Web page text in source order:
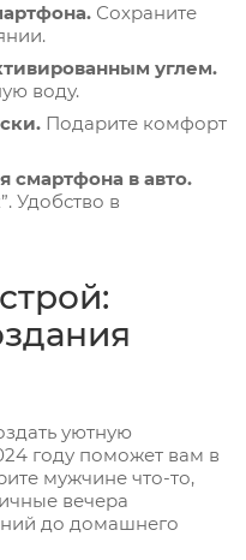
Сохраните
углем.
воду.
Подарите комфорт
смартфона в авто.
Удобство в
уютную
году поможет вам в
мужчине что-то,
вечера
до домашнего